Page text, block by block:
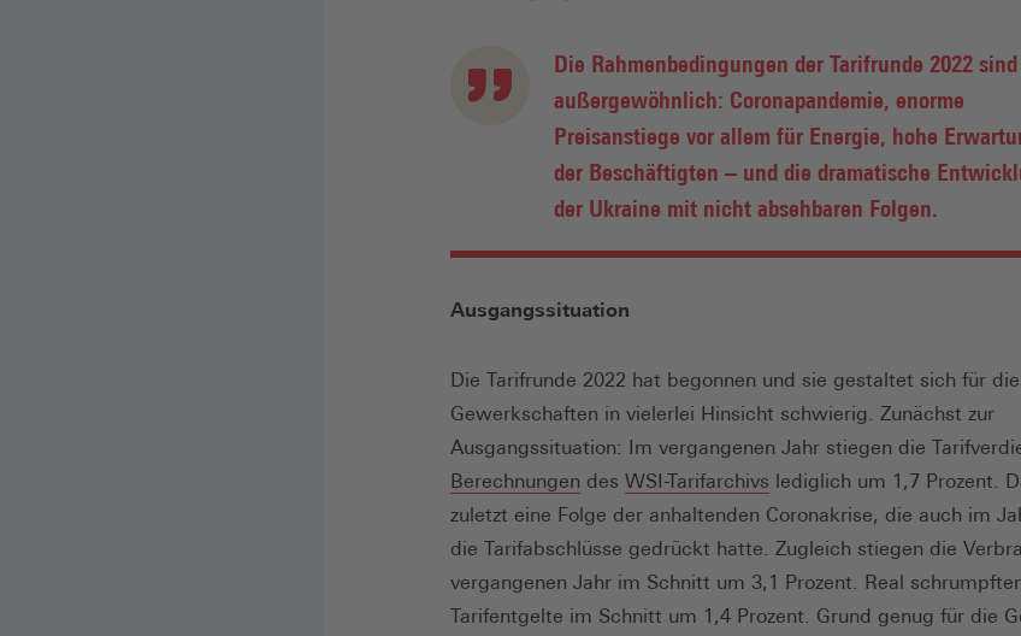
Die Rahmenbedingungen der Tarifrunde 2022 sind
außergewöhnlich: Coronapandemie, enorme
Preisanstiege vor allem für Energie, hohe
der Beschäftigten – und die dramatische
der Ukraine mit nicht absehbaren Folgen.
Ausgangssituation
Die Tarifrunde 2022 hat begonnen und sie gestaltet sich für die
Gewerkschaften in vielerlei Hinsicht schwierig. Zunächst zur
Ausgangssituation: Im vergangenen Jahr stiegen die
Berechnungen (Öffnet
in
einem
neuen
Fenster)
des WSI-Tarifarchivs (Öffnet
in
einem
neuen
Fenster)
lediglich um 1,7 Prozent.
zuletzt eine Folge der anhaltenden Coronakrise, die auch im
die Tarifabschlüsse gedrückt hatte. Zugleich stiegen die
vergangenen Jahr im Schnitt um 3,1 Prozent. Real
Tarifentgelte im Schnitt um 1,4 Prozent. Grund genug für die